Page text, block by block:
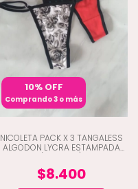
10% OFF
Comprando 3 o más
NICOLETA PACK X 3 TANGALESS
ALGODON LYCRA ESTAMPADA
$8.400